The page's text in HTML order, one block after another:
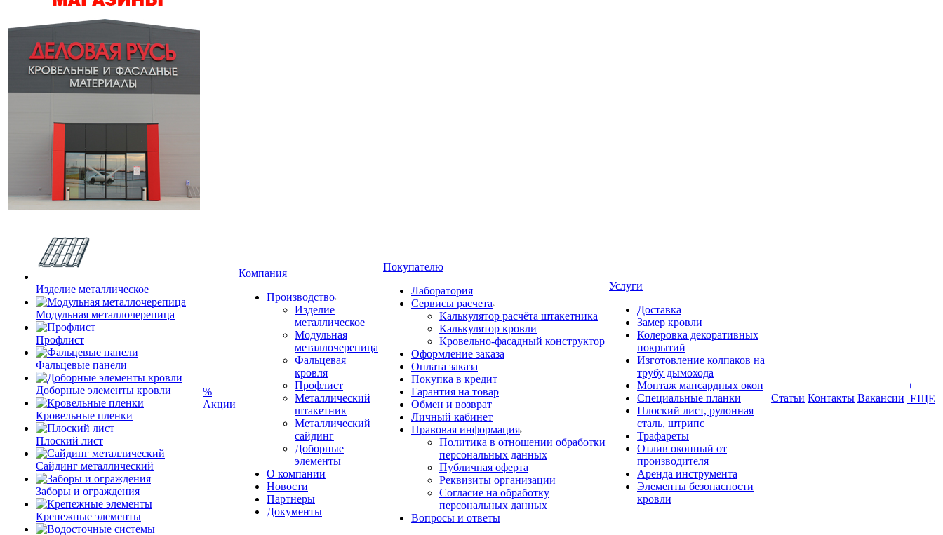
Изделие металлическое
Модульная металлочерепица
Профлист
Фальцевые панели
Доборные элементы кровли
Кровельные пленки
Плоский лист
Сайдинг металлический
Заборы и ограждения
Крепежные элементы
%
Акции
Компания
Производство
Изделие
металлическое
Модульная
металлочерепица
Фальцевая
кровля
Профлист
Металлический
штакетник
Металлический
сайдинг
Доборные
элементы
О компании
Новости
Партнеры
Документы
Покупателю
Лаборатория
Сервисы расчета
Калькулятор расчёта штакетника
Калькулятор кровли
Кровельно-фасадный конструктор
Оформление заказа
Оплата заказа
Покупка в кредит
Гарантия на товар
Обмен и возврат
Личный кабинет
Правовая информация
Политика в отношении обработки
персональных данных
Публичная оферта
Реквизиты организации
Согласие на обработку
персональных данных
Вопросы и ответы
Услуги
Доставка
Замер кровли
Колеровка декоративных
покрытий
Изготовление колпаков на
трубу дымохода
Монтаж мансардных окон
Специальные планки
Плоский лист, рулонная
сталь, штрипс
Трафареты
Отлив оконный от
производителя
Аренда инструмента
Элементы безопасности
кровли
Статьи Контакты Вакансии
+
ЕЩЕ